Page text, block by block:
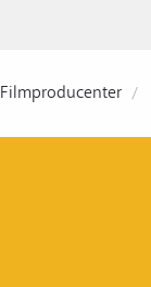
Filmproducenter